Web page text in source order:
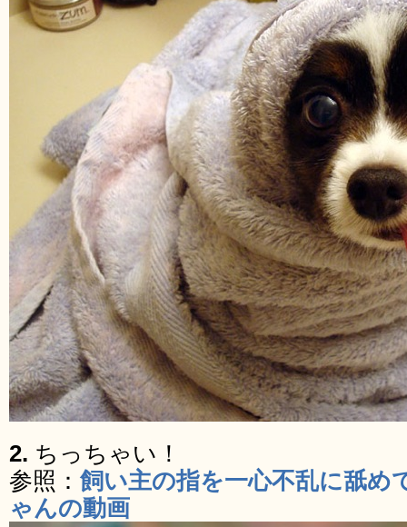
2. ちっちゃい！
参照： 飼い主の指を一心不乱に舐め
ゃんの動画